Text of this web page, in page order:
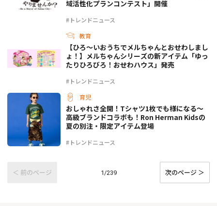
#トレンドニュース
域活性化プランコンテスト」開催
教育
#トレンドニュース
【ひろ〜いおうちでメルちゃんとおせわしまし
ょ！】メルちゃんシリーズの新アイテム「ゆっ
たりひろびろ！おせわハウス」発売
育児
#トレンドニュース
おしゃれさ全開！Tシャツ1枚でも様になる～
高級ブランドコラボも！Ron Herman Kidsの
夏の別注・限定アイテム登場
＜ 前のページ 1/239 次のページ ＞